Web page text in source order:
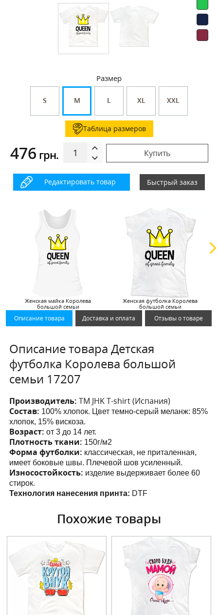
Размер
S M L XL XXL
Таблица размеров
476 грн. Купить
Редактировать товар Быстрый заказ
Женская майка Королева
большой семьи
Женская футболка Королева
большой семьи
Описание товара Доставка и оплата Отзывы о товаре
Описание товара Детская
футболка Королева большой
семьи 17207
Производитель:ТМ JHK T-shirt (Испания)
Состав: 100% хлопок. Цвет темно-серый меланж: 85%
хлопок, 15% вискоза.
Возраст: от 3 до 14 лет.
Плотность ткани: 150г/м2
Форма футболки: классическая, не приталенная,
имеет боковые швы. Плечевой шов усиленный.
Износостойкость: изделие выдерживает более 60
стирок.
Технология нанесения принта: DTF
Похожие товары